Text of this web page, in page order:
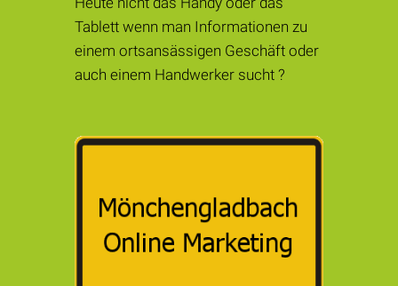
Tablett wenn man Informationen zu
einem ortsansässigen Geschäft oder
auch einem Handwerker sucht ?